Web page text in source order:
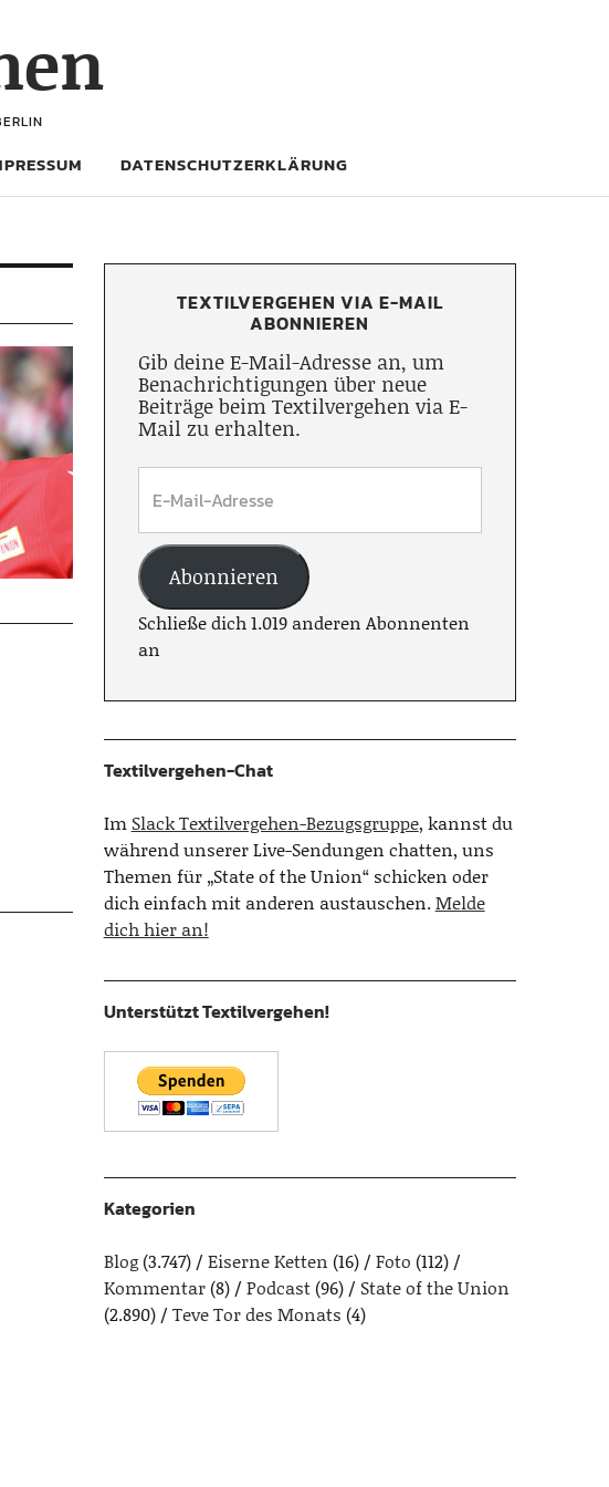
DATENSCHUTZERKLÄRUNG
TEXTILVERGEHEN VIA E-MAIL
ABONNIEREN
Gib deine E-Mail-Adresse an, um
Benachrichtigungen über neue
Beiträge beim Textilvergehen via E-
Mail zu erhalten.
Abonnieren
Schließe dich 1.019 anderen Abonnenten
an
Textilvergehen-Chat
Im Slack Textilvergehen-Bezugsgruppe, kannst du
während unserer Live-Sendungen chatten, uns
Themen für „State of the Union“ schicken oder
dich einfach mit anderen austauschen.Melde
dich hier an!
Unterstützt Textilvergehen!
Kategorien
Blog(3.747) Eiserne Ketten (16) Foto (112)
Kommentar(8) Podcast(96)
State of the Union
(2.890)
Teve Tor des Monats (4)